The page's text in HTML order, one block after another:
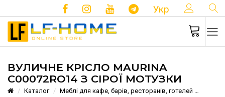
Укр
ВУЛИЧНЕ КРІСЛО MAURINA
C00072RO14 З СІРОЇ МОТУЗКИ
Каталог Меблі для кафе, барів, ресторанів, готелей